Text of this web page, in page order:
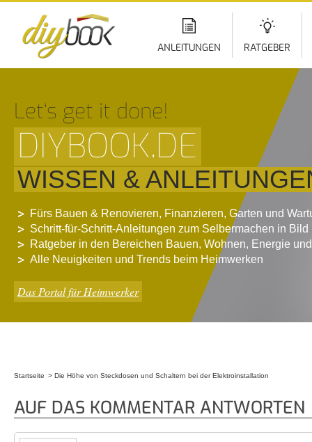
ANLEITUNGEN RATGEBER
Let‘s get it done!
DIYBOOK.DE
WISSEN &
Fürs Bauen & Renovieren, Finanzieren, Garten und
Schritt-für-Schritt-Anleitungen zum Selbermachen in Bild
Ratgeber in den Bereichen Bauen, Wohnen, Energie
Alle Neuigkeiten und Trends beim Heimwerken
Das Portal für Heimwerker
Startseite Die Höhe von Steckdosen und Schaltern bei der Elektroinstallation
AUF DAS KOMMENTAR ANTWORTEN